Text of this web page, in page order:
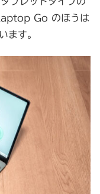
Go のほうは
ます。